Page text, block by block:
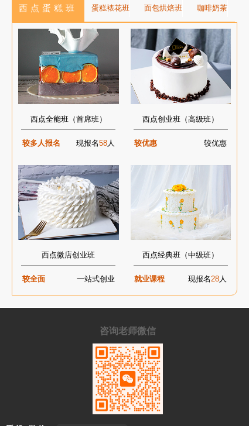
西点蛋糕班 蛋糕裱花班 面包烘焙班 咖啡奶茶
西点全能班（首席班）
较多人报名 现报名58人
西点创业班（高级班）
较优惠 较优惠
西点微店创业班
较全面 一站式创业
西点经典班（中级班）
就业课程 现报名28人
咨询老师微信